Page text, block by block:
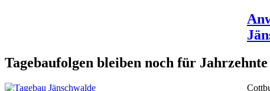
Tagebaufolgen bleiben noch für Jahrzehnte